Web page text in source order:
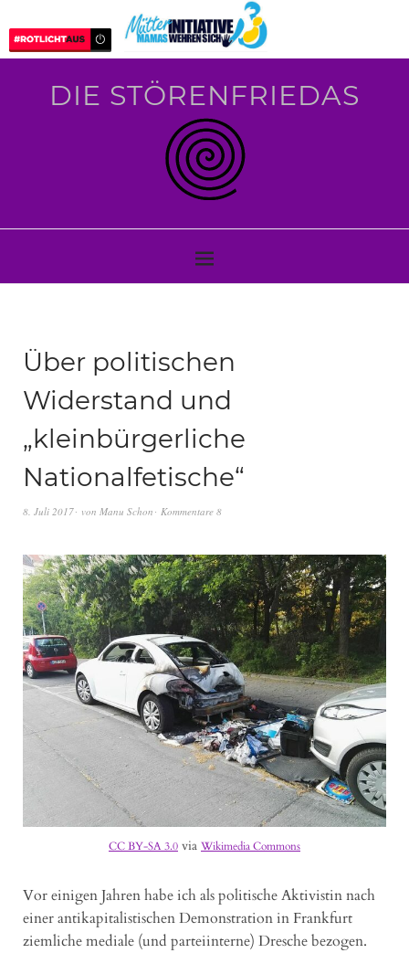
DIE STÖRENFRIEDAS
Über politischen
Widerstand und
„kleinbürgerliche
Nationalfetische“
8. Juli 2017 von Manu Schon Kommentare 8
CC BY-SA 3.0 via Wikimedia Commons
Vor einigen Jahren habe ich als politische Aktivistin nach
einer antikapitalistischen Demonstration in Frankfurt
ziemliche mediale (und parteiinterne) Dresche bezogen.